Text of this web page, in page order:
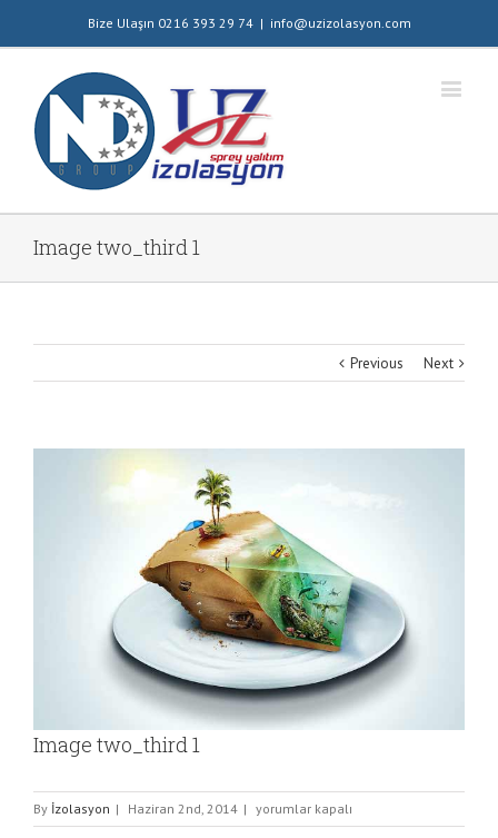
Bize Ulaşın 0216 393 29 74 | info@uzizolasyon.com
Image two_third 1
Previous Next
Image two_third 1
By İzolasyon | Haziran 2nd, 2014 | Image
two_third
yorumlar kapalı